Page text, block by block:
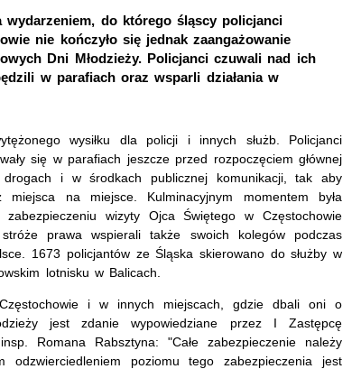
wydarzeniem, do którego śląscy policjanci
nie kończyło się jednak zaangażowanie
Dni Młodzieży. Policjanci czuwali nad ich
w parafiach oraz wsparli działania w
wysiłku dla policji i innych służb. Policjanci
się w parafiach jeszcze przed rozpoczęciem głównej
i w środkach publicznej komunikacji, tak aby
na miejsce. Kulminacyjnym momentem była
wizyty Ojca Świętego w Częstochowie
prawa wspierali także swoich kolegów podczas
1673 policjantów ze Śląska skierowano do służby w
lotnisku w Balicach.
i w innych miejscach, gdzie dbali oni o
jest zdanie wypowiedziane przez I Zastępcę
Romana Rabsztyna: "Całe zabezpieczenie należy
poziomu tego zabezpieczenia jest